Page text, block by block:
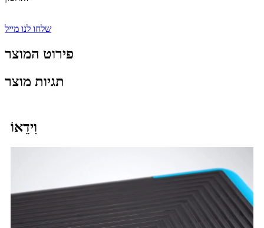
שלחו לנו מייל
פירוט המוצר
תגיות מוצר
וִידֵאוֹ